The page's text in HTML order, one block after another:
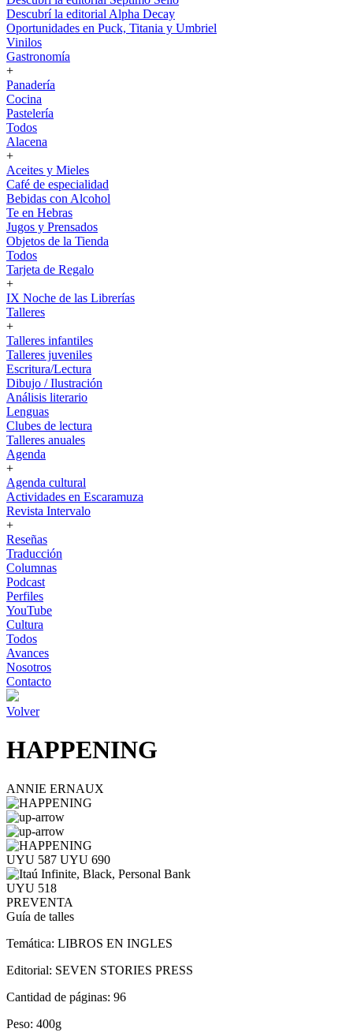
Descubrí la editorial Alpha Decay
Oportunidades en Puck, Titania y Umbriel
Vinilos
Gastronomía
+
Panadería
Cocina
Pastelería
Todos
Alacena
+
Aceites y Mieles
Café de especialidad
Bebidas con Alcohol
Te en Hebras
Jugos y Prensados
Objetos de la Tienda
Todos
Tarjeta de Regalo
+
IX Noche de las Librerías
Talleres
+
Talleres infantiles
Talleres juveniles
Escritura/Lectura
Dibujo / Ilustración
Análisis literario
Lenguas
Clubes de lectura
Talleres anuales
Agenda
+
Agenda cultural
Actividades en Escaramuza
Revista Intervalo
+
Reseñas
Traducción
Columnas
Podcast
Perfiles
YouTube
Cultura
Todos
Avances
Nosotros
Contacto
Volver
HAPPENING
ANNIE ERNAUX
UYU 587 UYU 690
UYU 518
PREVENTA
Guía de talles
Temática: LIBROS EN INGLES
Editorial: SEVEN STORIES PRESS
Cantidad de páginas: 96
Peso: 400g